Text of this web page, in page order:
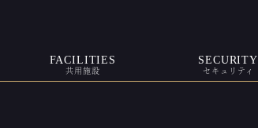
FACILITIES
共用施設
SECURITY
セキュリティ